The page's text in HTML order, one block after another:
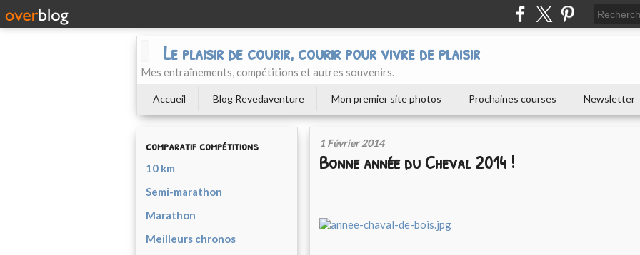
Le plaisir de courir, courir pour vivre de plaisir
Mes entraînements, compétitions et autres souvenirs.
Accueil Blog Revedaventure Mon premier site photos Prochaines courses Newsletter
comparatif compétitions
10 km
Semi-marathon
Marathon
Meilleurs chronos
1 Février 2014
Bonne année du Cheval 2014 !